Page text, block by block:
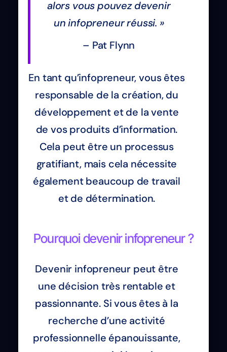
alors vous pouvez devenir
un infopreneur réussi. »
– Pat Flynn
En tant qu’infopreneur, vous êtes
responsable de la création, du
développement et de la vente
de vos produits d’information.
Cela peut être un processus
gratifiant, mais cela nécessite
également beaucoup de travail
et de détermination.
Pourquoi devenir infopreneur ?
Devenir infopreneur peut être
une décision très rentable et
passionnante. Si vous êtes à la
recherche d’une activité
professionnelle épanouissante,